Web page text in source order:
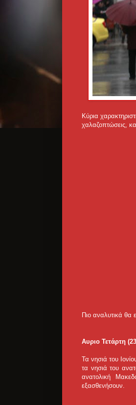
Κύρια
χαλαζοπτώσεις,
Πιο αναλυτικά θα
Αυριο Τετάρτη
Τα νησιά του
τα νησιά του
ανατολική
εξασθενήσουν.